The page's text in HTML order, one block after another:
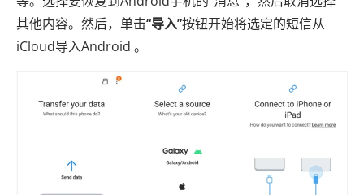
其他内容。然后，单击“导入”按钮开始将选定的短信从
iCloud导入Android 。